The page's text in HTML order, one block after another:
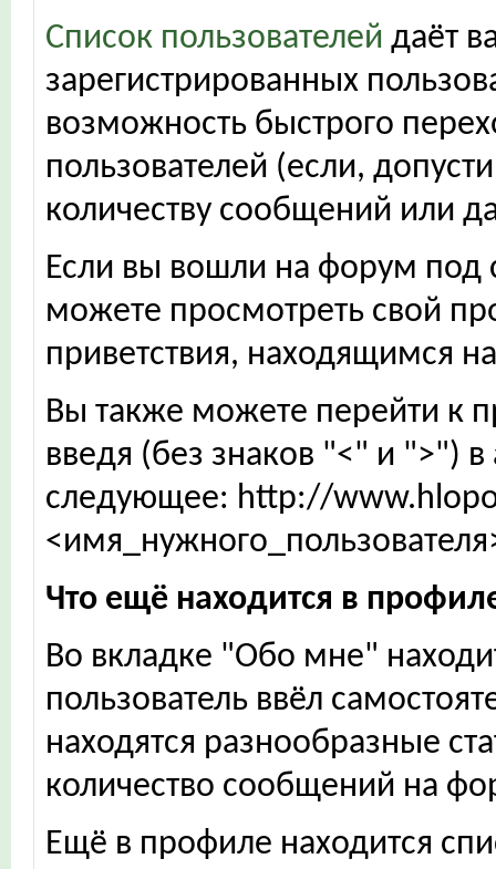
Список пользователей даёт
зарегистрированных
возможность быстрого
пользователей (если,
количеству сообщений или
Если вы вошли на форум под
можете просмотреть свой
приветствия, находящимся
Вы также можете перейти к
введя (без знаков "<" и ">")
следующее: http://
Что ещё находится в
Во вкладке "Обо мне"
пользователь ввёл
находятся разнообразные
количество сообщений на
Ещё в профиле находится